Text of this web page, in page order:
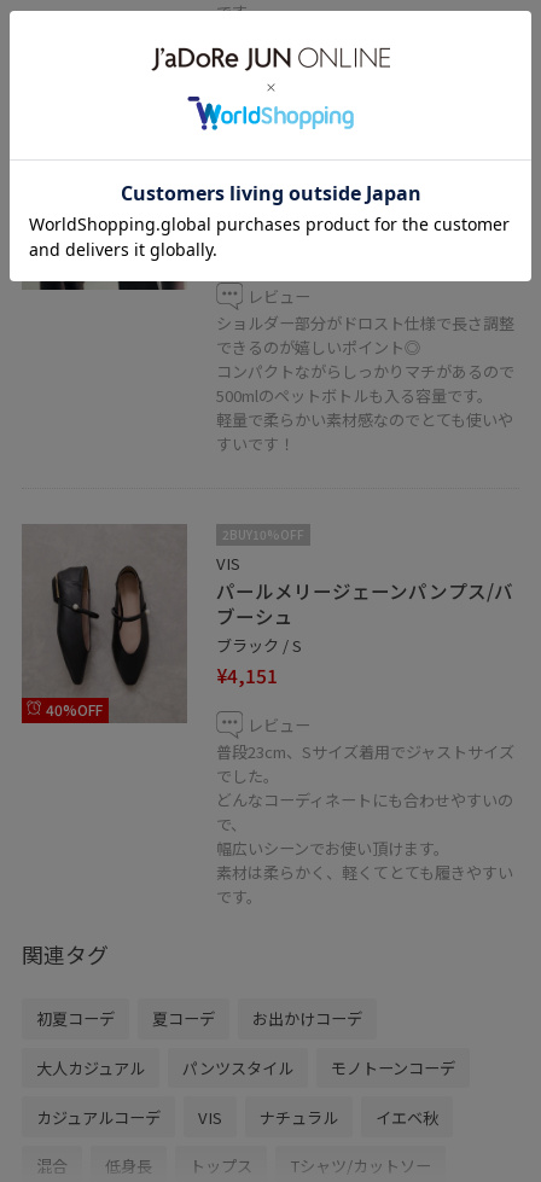
です。
VIS
新色追加【OUTDOOR
PRODUCTS】VIS別注ドロストミニ
ショルダーバッグ
シルバー / F
レビュー
ショルダー部分がドロスト仕様で長さ調整
できるのが嬉しいポイント◎
コンパクトながらしっかりマチがあるので
500mlのペットボトルも入る容量です。
軽量で柔らかい素材感なのでとても使いや
すいです！
40%OFF
2BUY10%OFF
VIS
パールメリージェーンパンプス/バ
ブーシュ
ブラック / S
¥4,151
レビュー
普段23cm、Sサイズ着用でジャストサイズ
でした。
どんなコーディネートにも合わせやすいの
で、
幅広いシーンでお使い頂けます。
素材は柔らかく、軽くてとても履きやすい
です。
関連タグ
初夏コーデ 夏コーデ お出かけコーデ
大人カジュアル パンツスタイル モノトーンコーデ
カジュアルコーデ VIS ナチュラル イエベ秋
混合 低身長 トップス Tシャツ/カットソー